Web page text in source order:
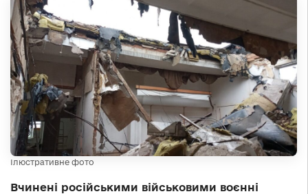
Ілюстративне фото
Вчинені російськими військовими воєнні